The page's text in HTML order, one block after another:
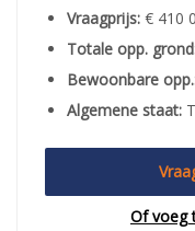
Vraagprijs: € 410
Totale opp.
Bewoonbare
Algemene staat:
Of voeg